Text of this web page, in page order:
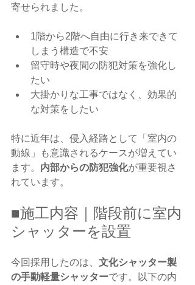
寄せられました。
1階から2階へ自由に行き来できて
しまう構造で不安
留守時や夜間の防犯対策を強化し
たい
大掛かりな工事ではなく、効果的
な対策をしたい
特に近年は、侵入経路として「室内の
動線」も意識されるケースが増えてい
ます。 内部からの防犯強化が重要視さ
れています。
■施工内容｜階段前に室内
シャッターを設置
今回採用したのは、 文化シャッター製
の手動軽量シャッターです。以下の内